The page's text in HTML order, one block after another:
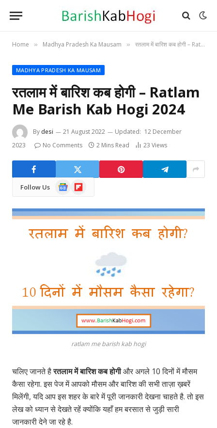
Home » Madhya Pradesh Ka Mausam » रतलाम में बारिश कब होगी – Ratlam Me Barish Kab Hogi 2024
MADHYA PRADESH KA MAUSAM
रतलाम में बारिश कब होगी – Ratlam
Me Barish Kab Hogi 2024
Bydesi 21 August 2022 Updated: 12 December
2023
No Comments 2 Mins Read 23 Views
Follow Us
Google
News
Flipboard
ratlam me barish kab hogi
चलिए जानते हैरतलाम में बारिश कब होगीऔर अगले 10 दिनों में मौसम
कैसा रहेगा. इस पेज में आपको मौसम और बारिश की सभी ताज़ा ख़बरें
मिलेंगी, यदि आप इस शहर के बारे में पूरी जानकारी देखना चाहते है. तो इस
लेख को ध्यान से देखते रहें क्योंकि यहाँ हम बरसात से जुड़ी सारी
जानकारी देने जा रहे है.